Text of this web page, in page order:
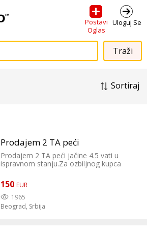
Postavi
Oglas
Uloguj Se
Sortiraj
Prodajem 2 TA peći
Prodajem 2 TA peći jačine 4.5 vati u
ispravnom stanju.Za ozbiljnog kupca
150 EUR
1965
Beograd, Srbija